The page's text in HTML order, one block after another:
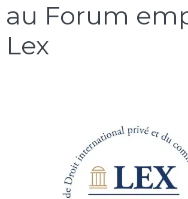
au Forum
Lex